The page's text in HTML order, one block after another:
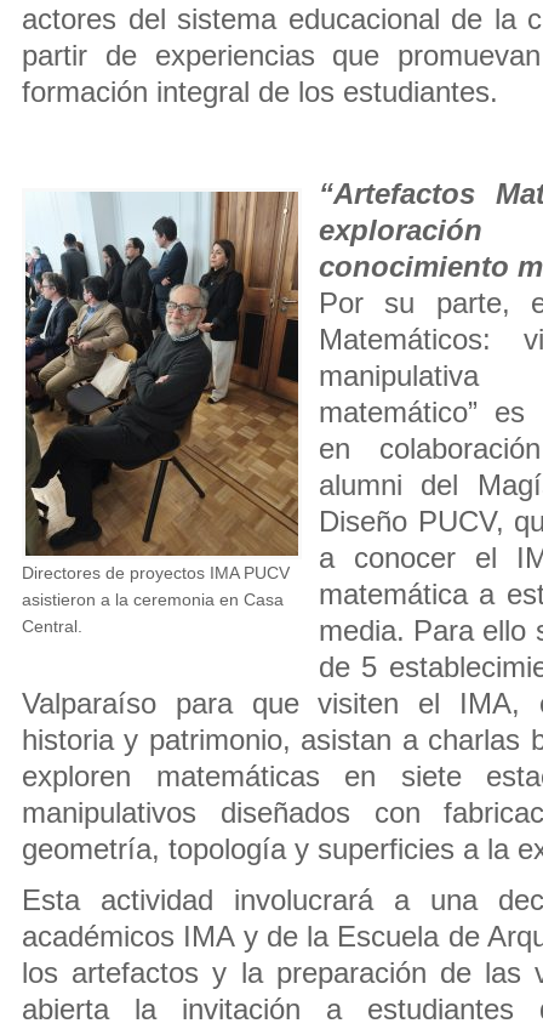
actores del sistema educacional de la
partir de experiencias que
formación integral de los estudiantes.
Directores de proyectos IMA PUCV
asistieron a la ceremonia en Casa
Central.
“Artefactos
exploración
conocimiento
Por su parte,
Matemáticos:
matemático”
en
alumni del
Diseño PUCV,
a conocer el
matemática a
media. Para ello
de 5
Valparaíso para que visiten el IMA,
historia y patrimonio, asistan a charlas
exploren matemáticas en siete
manipulativos diseñados con
geometría, topología y superficies a la
Esta actividad involucrará a una
académicos IMA y de la Escuela de
los artefactos y la preparación de las
abierta la invitación a estudiantes